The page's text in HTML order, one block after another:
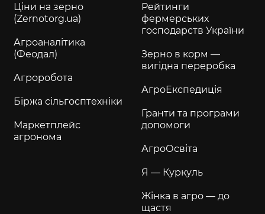
Ціни на зерно
(Zernotorg.ua)
Агроаналітика
(Феодал)
Агроробота
Біржа сільгосптехніки
Маркетплейс
агронома
Рейтинги
фермерських
господарств України
Зерно в корм —
вигідна переробка
АгроЕкспедиція
Гранти та програми
допомоги
АгроОсвіта
Я — Куркуль
Жінка в агро — до
щастя